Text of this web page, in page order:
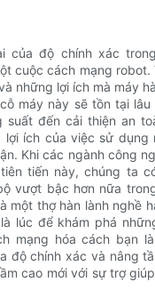
của độ chính xác
cuộc cách mạng robot.
những lợi ích mà máy
máy này sẽ tồn tại
suất đến cải thiện an
lợi ích của việc sử dụng
Khi các ngành công
tiến này, chúng ta
vượt bậc hơn nữa
một thợ hàn lành nghề
lúc để khám phá
mạng hóa cách bạn
độ chính xác và nâng
cao mới với sự trợ